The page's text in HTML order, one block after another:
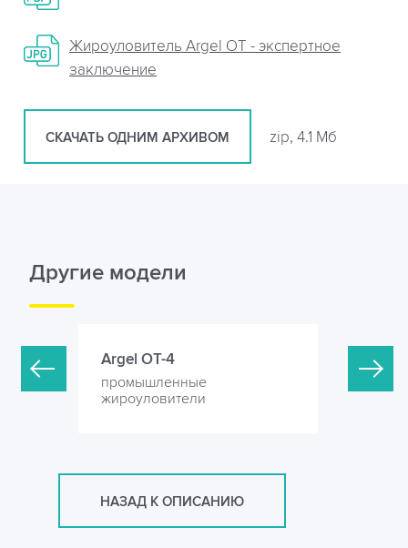
Жироуловитель Argel OT - экспертное
заключение
СКАЧАТЬ ОДНИМ АРХИВОМ zip, 4.1 Мб
Другие модели
Argel OT-4
промышленные
жироуловители
Argel
НАЗАД К ОПИСАНИЮ